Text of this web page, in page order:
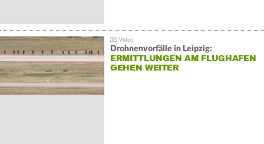
Drohnenvorfälle in Leipzig:
ERMITTLUNGEN AM FLUGHAFEN
GEHEN WEITER